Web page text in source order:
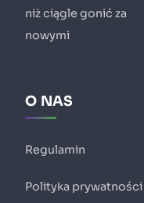
niż ciągle gonić za
nowymi
O NAS
Regulamin
Polityka prywatności